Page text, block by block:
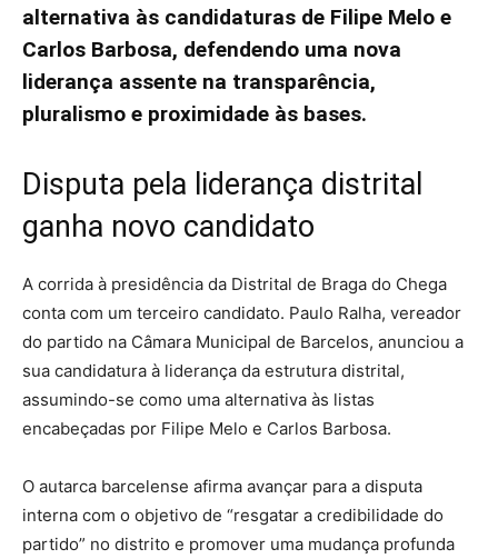
alternativa às candidaturas de Filipe Melo e
Carlos Barbosa, defendendo uma nova
liderança assente na transparência,
pluralismo e proximidade às bases.
Disputa pela liderança distrital
ganha novo candidato
A corrida à presidência da Distrital de Braga do Chega
conta com um terceiro candidato. Paulo Ralha, vereador
do partido na Câmara Municipal de Barcelos, anunciou a
sua candidatura à liderança da estrutura distrital,
assumindo-se como uma alternativa às listas
encabeçadas por Filipe Melo e Carlos Barbosa.
O autarca barcelense afirma avançar para a disputa
interna com o objetivo de “resgatar a credibilidade do
partido” no distrito e promover uma mudança profunda